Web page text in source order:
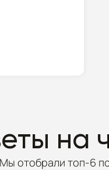
на
Мы отобрали топ-6